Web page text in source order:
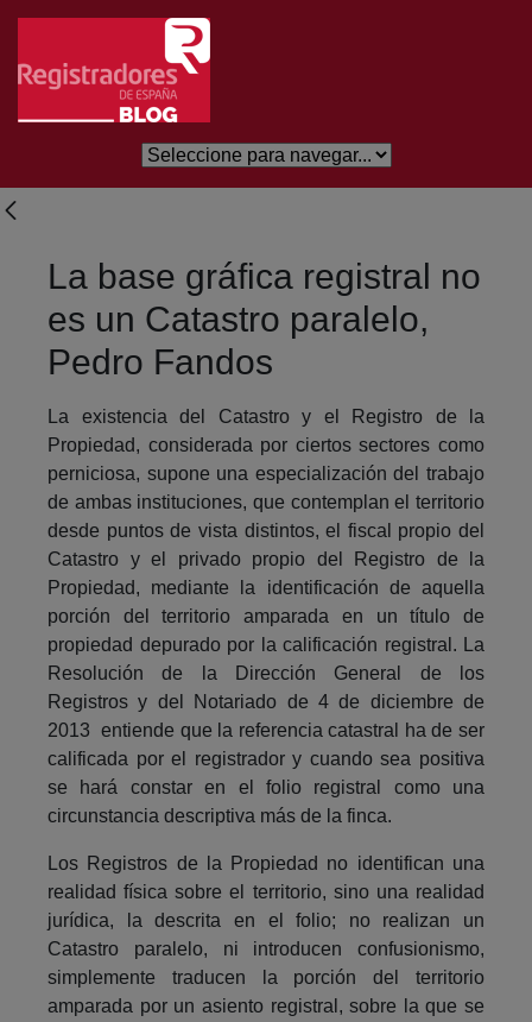
Salta al contingut principal
La base gráfica registral no
es un Catastro paralelo,
Pedro Fandos
La existencia del Catastro y el Registro de la
Propiedad, considerada por ciertos sectores como
perniciosa, supone una especialización del trabajo
de ambas instituciones, que contemplan el territorio
desde puntos de vista distintos, el fiscal propio del
Catastro y el privado propio del Registro de la
Propiedad, mediante la identificación de aquella
porción del territorio amparada en un título de
propiedad depurado por la calificación registral. La
Resolución de la Dirección General de los
Registros y del Notariado de 4 de diciembre de
2013 entiende que la referencia catastral ha de ser
calificada por el registrador y cuando sea positiva
se hará constar en el folio registral como una
circunstancia descriptiva más de la finca.
Los Registros de la Propiedad no identifican una
realidad física sobre el territorio, sino una realidad
jurídica, la descrita en el folio; no realizan un
Catastro paralelo, ni introducen confusionismo,
simplemente traducen la porción del territorio
amparada por un asiento registral, sobre la que se